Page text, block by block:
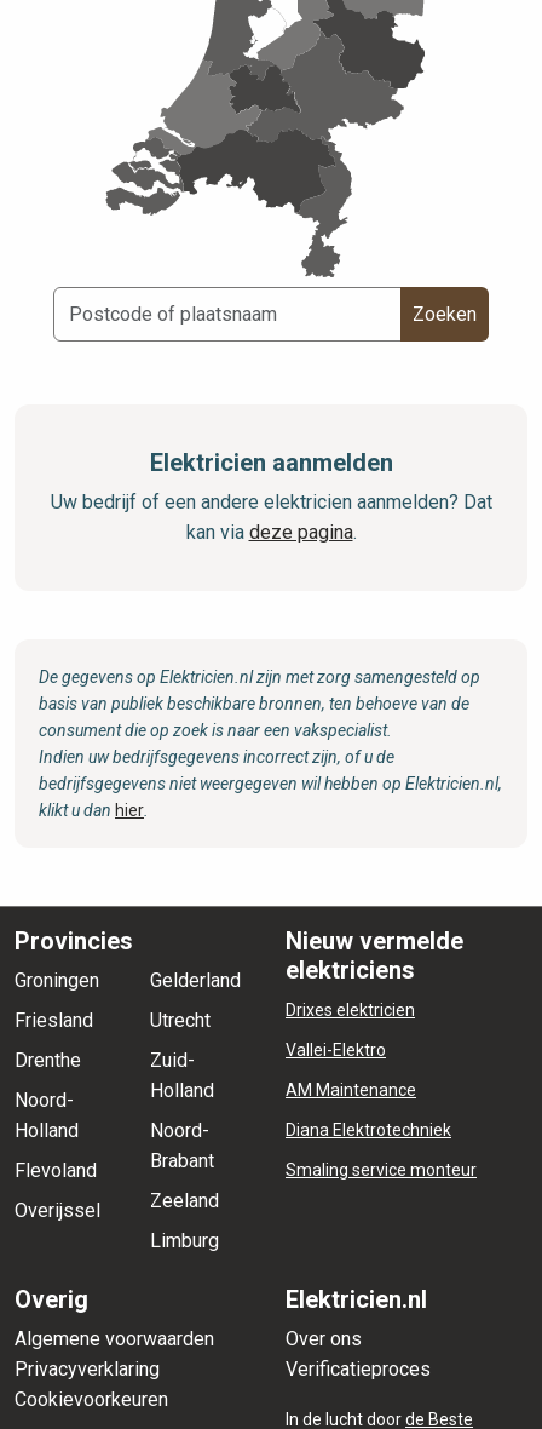
Zoeken
Elektricien aanmelden
Uw bedrijf of een andere elektricien aanmelden? Dat
kan via deze pagina.
De gegevens op Elektricien.nl zijn met zorg samengesteld op
basis van publiek beschikbare bronnen, ten behoeve van de
consument die op zoek is naar een vakspecialist.
Indien uw bedrijfsgegevens incorrect zijn, of u de
bedrijfsgegevens niet weergegeven wil hebben op Elektricien.nl,
klikt u dan hier
Provincies
Groningen
Friesland
Drenthe
Noord-
Holland
Flevoland
Overijssel
Gelderland
Utrecht
Zuid-
Holland
Noord-
Brabant
Zeeland
Limburg
Nieuw vermelde
elektriciens
Drixes elektricien
Vallei-Elektro
AM Maintenance
Diana Elektrotechniek
Smaling service monteur
Overig
Algemene voorwaarden
Privacyverklaring
Cookievoorkeuren
Elektricien.nl
Over ons
Verificatieproces
In de lucht doorde Beste